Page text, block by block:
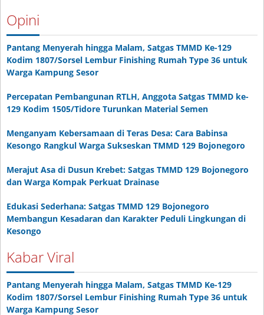
Opini
Pantang Menyerah hingga Malam, Satgas TMMD Ke-129
Kodim 1807/Sorsel Lembur Finishing Rumah Type 36 untuk
Warga Kampung Sesor
Percepatan Pembangunan RTLH, Anggota Satgas TMMD ke-
129 Kodim 1505/Tidore Turunkan Material Semen
Menganyam Kebersamaan di Teras Desa: Cara Babinsa
Kesongo Rangkul Warga Sukseskan TMMD 129 Bojonegoro
Merajut Asa di Dusun Krebet: Satgas TMMD 129 Bojonegoro
dan Warga Kompak Perkuat Drainase
Edukasi Sederhana: Satgas TMMD 129 Bojonegoro
Membangun Kesadaran dan Karakter Peduli Lingkungan di
Kesongo
Kabar Viral
Pantang Menyerah hingga Malam, Satgas TMMD Ke-129
Kodim 1807/Sorsel Lembur Finishing Rumah Type 36 untuk
Warga Kampung Sesor